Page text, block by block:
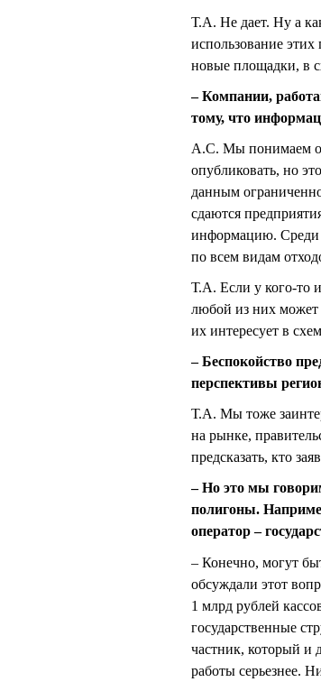
Т.А. Не дает. Ну а
использование
новые площадки, в
– Компании,
тому, что
А.С. Мы понимаем
опубликовать, но
данным
сдаются
информацию. Среди
по всем видам
Т.А. Если у кого-то
любой из них может
их интересует в
– Беспокойство
перспективы
Т.А. Мы тоже
на рынке,
предсказать, кто
– Но это мы
полигоны.
оператор –
– Конечно, могут
обсуждали этот
1 млрд рублей
государственные
частник, который и
работы серьезнее.